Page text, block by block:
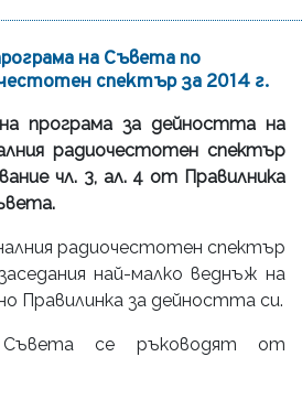
на Съвета по
спектър за 2014 г.
програма за дейността на
радиочестотен спектър
чл. 3, ал. 4 от Правилника
радиочестотен спектър
най-малко веднъж на
Правилинка за дейността си.
Съвета се ръководят от